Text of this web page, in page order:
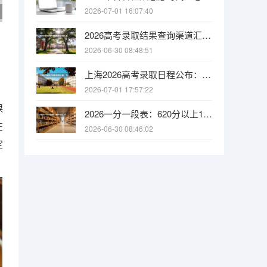
2026-07-01 16:07:40
2026高考录取结果查询渠道汇总：官网、APP、微信都能查，收到通知书先核实
2026-06-30 08:48:51
上海2026高考录取日程公布：7月1-2日本科志愿填报，7月23日可查本科批结果
2026-07-01 17:57:22
2026一分一段表：620分以上16628人，选考物理占比87.6%
2026-06-30 08:46:02